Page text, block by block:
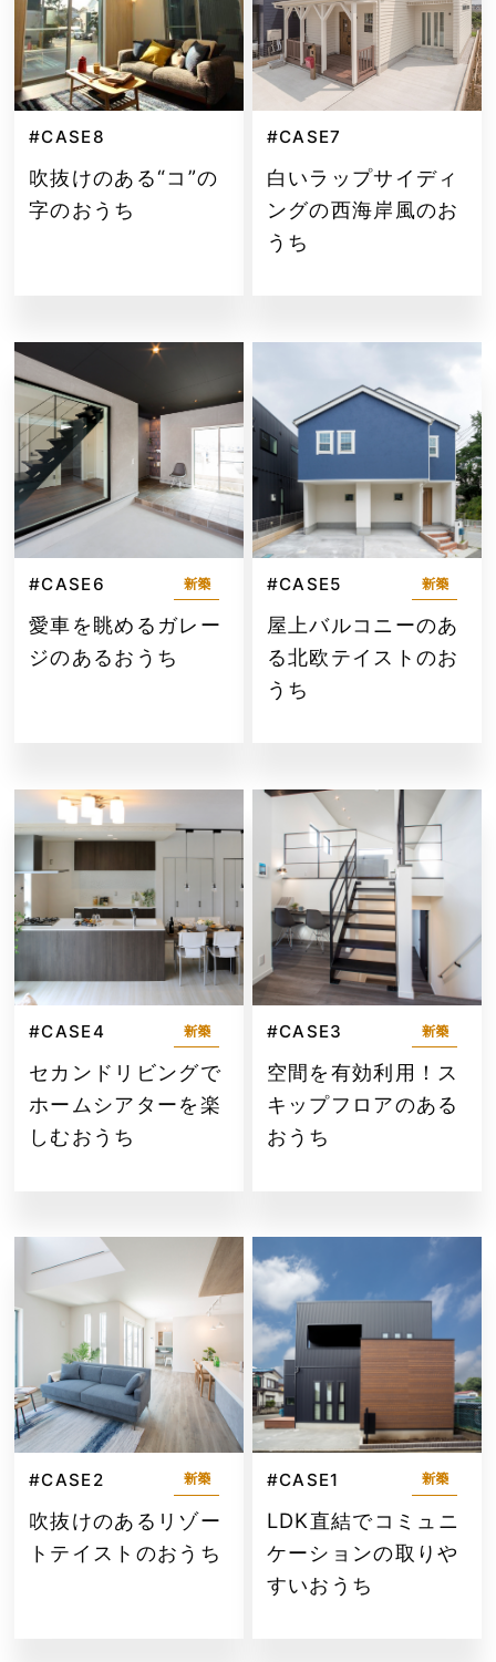
#CASE8
吹抜けのある“コ”の
字のおうち
#CASE7
白いラップサイディ
ングの西海岸風のお
うち
新築
#CASE6
愛車を眺めるガレー
ジのあるおうち
新築
#CASE5
屋上バルコニーのあ
る北欧テイストのお
うち
新築
#CASE4
セカンドリビングで
ホームシアターを楽
しむおうち
新築
#CASE3
空間を有効利用！ス
キップフロアのある
おうち
新築
#CASE2
吹抜けのあるリゾー
トテイストのおうち
新築
#CASE1
LDK直結でコミュニ
ケーションの取りや
すいおうち